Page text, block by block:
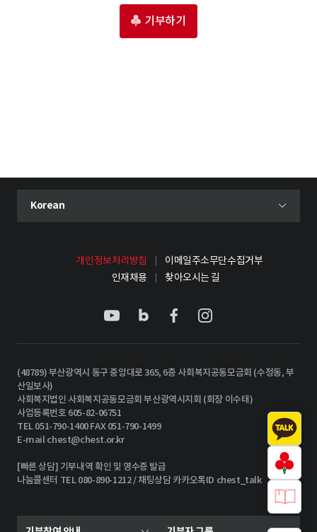
기부하기
언어 선택 메뉴 열기
현재 선택된 언어
Korean
개인정보처리방침
이메일주소무단수집거부
인재채용
찾아오시는 길
(48789) 부산광역시 동구 중앙대로 365, 6층 사회복지공동모금회 (수정동, 부
산일보사)
사회복지법인 사회복지공동모금회 부산광역시지회 (회장 이수태)
사업등록번호 605-82-06751
TEL 051-790-1400 FAX 051-790-1499
E-mailchest@chest.or.kr
[빠른 상담] 기부내역 확인 및 영수증 발급
나눔콜센터 TEL 080-890-1212 / 채팅상담 카카오톡ID chest_talk